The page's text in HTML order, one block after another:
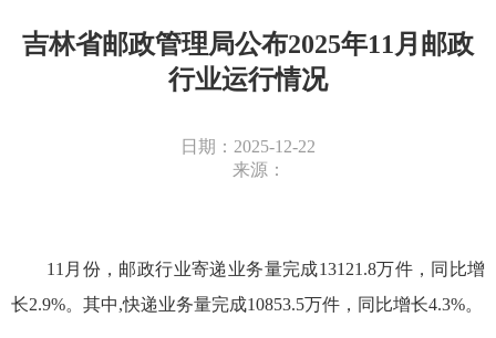
吉林省邮政管理局公布2025年11月邮政
行业运行情况
日期：2025-12-22
来源：
11月份，邮政行业寄递业务量完成13121.8万件，同比增
长2.9%。其中,快递业务量完成10853.5万件，同比增长4.3%。